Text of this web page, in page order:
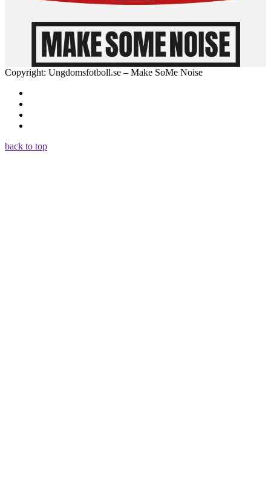
Copyright: Ungdomsfotboll.se – Make SoMe Noise
back to top